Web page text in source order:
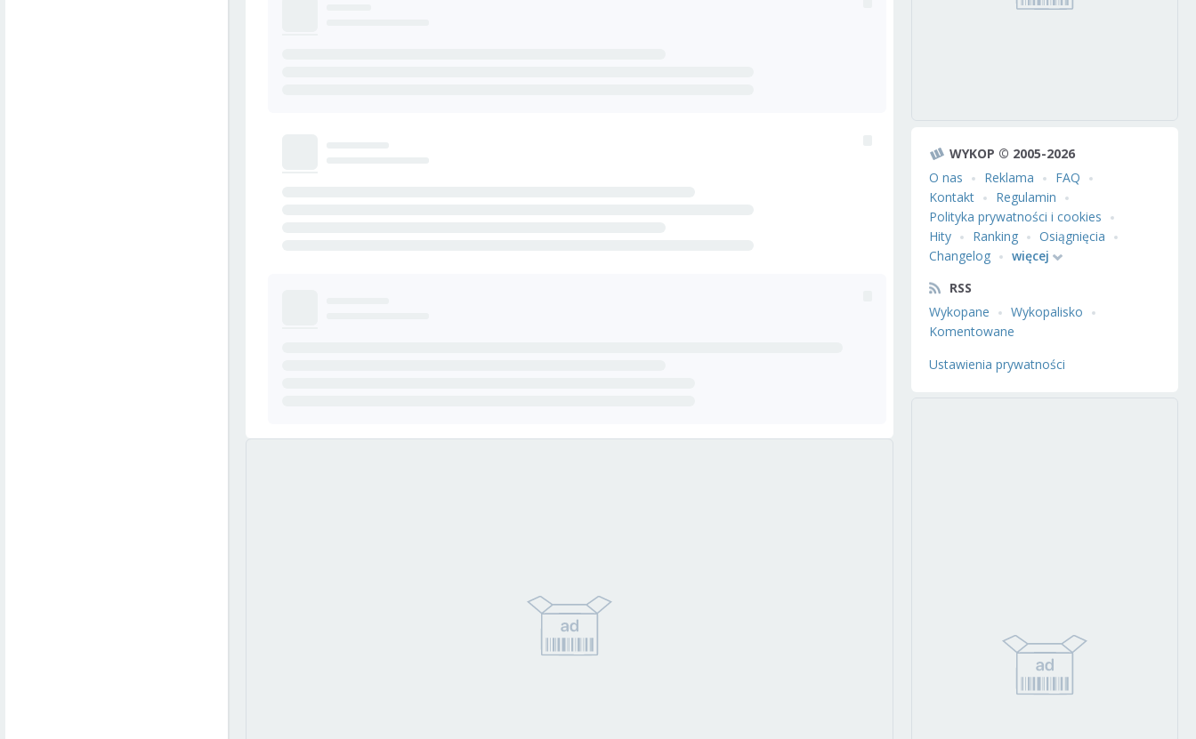
WYKOP © 2005-2026
O nas
Reklama
FAQ
Kontakt
Regulamin
Polityka prywatności i cookies
Hity
Ranking
Osiągnięcia
Changelog
więcej
RSS
Wykopane
Wykopalisko
Komentowane
Ustawienia prywatności